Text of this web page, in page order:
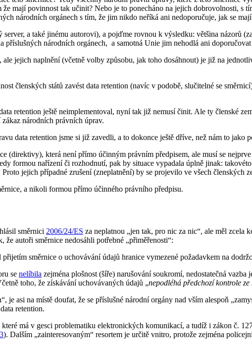
mají povinnost tak učinit? Nebo je to ponecháno na jejich dobrovolnosti, s
národních orgánech s tím, že jim nikdo neříká ani nedoporučuje, jak se
a také jinému autorovi), a pojďme rovnou k výsledku: většina názorů
příslušných národních orgánech, a samotná Unie jim nehodlá ani
jejich naplnění (včetně volby způsobu, jak toho dosáhnout) je již na
členských států zavést data retention (navíc v podobě, slučitelné se
retention ještě neimplementoval, nyní tak již nemusí činit. Ale ty členské
národních právních úprav.
data retention jsme si již zavedli, a to dokonce ještě dříve, než nám to jako
(direktivy), která není přímo účinným právním předpisem, ale musí se
formou nařízení či rozhodnutí, pak by situace vypadala úplně jinak:
jejich případné zrušení (zneplatnění) by se projevilo ve všech členských
a nikoli formou přímo účinného právního předpisu.
směrnici 2006/24/ES za neplatnou „jen tak, pro nic za nic“, ale měl
autoři směrnice nedosáhli potřebné „přiměřenosti“:
směrnice o uchovávání údajů hranice vymezené požadavkem na
se nelíbila zejména plošnost (šíře) narušování soukromí, nedostatečná
toho, že získávání uchovávaných údajů „nepodléhá předchozí kontrole
je asi na místě doufat, že se příslušné národní orgány nad vším alespoň
retention.
má v gesci problematiku elektronických komunikací, a tudíž i zákon č.
). Dalším „zainteresovaným“ resortem je určitě vnitro, protože zejména